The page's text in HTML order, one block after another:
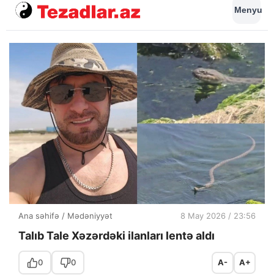
Menyu
Ana səhifə / Mədəniyyət 8 May 2026 / 23:56
Talıb Tale Xəzərdəki ilanları lentə aldı
0 0 A- A+